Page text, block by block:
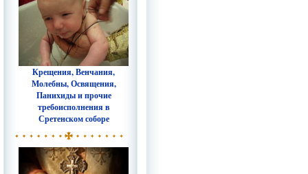
Крещения, Венчания,
Молебны, Освящения,
Панихиды и прочие
требоисполнения в
Сретенском соборе